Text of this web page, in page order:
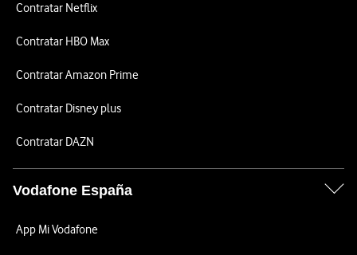
Contratar Netflix
Contratar HBO Max
Contratar Amazon Prime
Contratar Disney plus
Contratar DAZN
Vodafone España
App Mi Vodafone